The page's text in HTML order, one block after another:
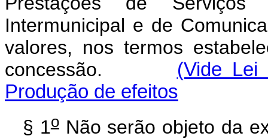
Intermunicipal e de
valores, nos termos
concessão. (Vide Lei
Produção de efeitos
§ 1oNão serão objeto da